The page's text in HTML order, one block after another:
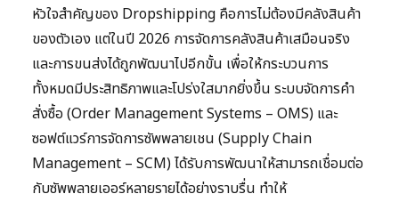
หัวใจสำคัญของ Dropshipping คือการไม่ต้องมีคลังสินค้า
ของตัวเอง แต่ในปี 2026 การจัดการคลังสินค้าเสมือนจริง
และการขนส่งได้ถูกพัฒนาไปอีกขั้น เพื่อให้กระบวนการ
ทั้งหมดมีประสิทธิภาพและโปร่งใสมากยิ่งขึ้น ระบบจัดการคำ
สั่งซื้อ (Order Management Systems – OMS) และ
ซอฟต์แวร์การจัดการซัพพลายเชน (Supply Chain
Management – SCM) ได้รับการพัฒนาให้สามารถเชื่อมต่อ
กับซัพพลายเออร์หลายรายได้อย่างราบรื่น ทำให้